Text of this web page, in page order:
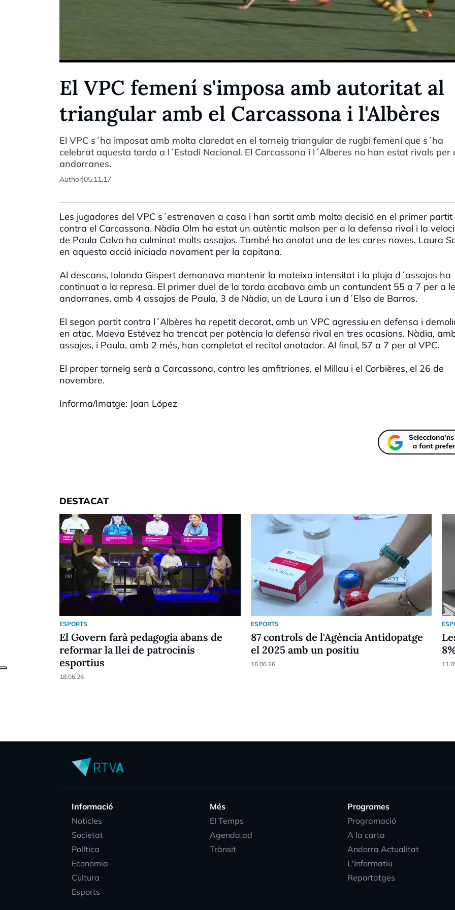
El VPC femení s'imposa amb autoritat al
triangular amb el Carcassona i l'Albères
El VPC s´ha imposat amb molta claredat en el torneig triangular de rugbi femení que s´ha
celebrat aquesta tarda a l´Estadi Nacional. El Carcassona i l´Alberes no han estat rivals per
andorranes.
Author|05.11.17
Les jugadores del VPC s´estrenaven a casa i han sortit amb molta decisió en el primer partit
contra el Carcassona. Nàdia Olm ha estat un autèntic malson per a la defensa rival i la
de Paula Calvo ha culminat molts assajos. També ha anotat una de les cares noves, Laura
en aquesta acció iniciada novament per la capitana.
Al descans, Iolanda Gispert demanava mantenir la mateixa intensitat i la pluja d´assajos ha
continuat a la represa. El primer duel de la tarda acabava amb un contundent 55 a 7 per a
andorranes, amb 4 assajos de Paula, 3 de Nàdia, un de Laura i un d´Elsa de Barros.
El segon partit contra l´Albères ha repetit decorat, amb un VPC agressiu en defensa i
en atac. Maeva Estévez ha trencat per potència la defensa rival en tres ocasions. Nàdia,
assajos, i Paula, amb 2 més, han completat el recital anotador. Al final, 57 a 7 per al VPC.
El proper torneig serà a Carcassona, contra les amfitriones, el Millau i el Corbières, el 26 de
novembre.
Informa/Imatge: Joan López
DESTACAT
ESPORTS
El Govern farà pedagogia abans de
reformar la llei de patrocinis
esportius
18.06.26
ESPORTS
87 controls de l'Agència Antidopatge
el 2025 amb un positiu
16.06.26
Informació
Notícies
Societat
Política
Economia
Cultura
Esports
Més
EI Temps
Agenda.ad
Trànsit
Programes
Programació
A la carta
Andorra Actualitat
L'Informatiu
Reportatges